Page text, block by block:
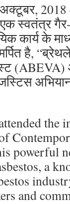
2018
स्वतंत्र
कार्य के
है,
(ABEVA)
the
powerful
a
and